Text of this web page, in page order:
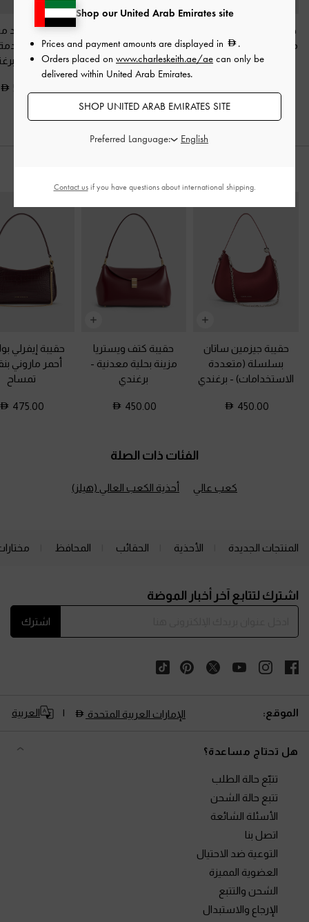
حذاء برايمد لامع بمقدمة
مدببة وتصميم متقاطع-
برغندي
الخلف لامع بمقدمة
مدببة-برغندي
حذاء بكعب بليد
اللامع مع
وبفتحات
حقيبة جيزمين ساتان
بسلسلة (متعددة
الاستخدامات) - برغندي
450.00
حقيبة كتف ويستريا
مزينة بحلية معدنية -
برغندي
450.00
حقيبة إيفرلي
أحمر ماروني
تمساح
475.00
الفئات ذات الصلة
كعب عالي أحذية الكعب العالي (هيلز)
المنتجات الجديدة الأحذية الحقائب المحافظ
اشترك لتتابع آخر أخبار الموضة
اشترك
الموقع: الإمارات العربية المتحدة العربية
هل تحتاج مساعدة؟
تتبّع حالة الطلب
تتبع حالة الشحن
الأسئلة الشائعة
اتصل بنا
التوعية ضد الاحتيال
العضوية المميزة
الشحن والتتبع
الإرجاع والاستبدال
Shop our United Arab Emirates site
Prices and payment amounts are displayed in
.
Orders placed on www.charleskeith.ae/ae can only be
delivered within United Arab Emirates.
SHOP UNITED ARAB EMIRATES SITE
Preferred Language:
Contact usif you have questions about international shipping.